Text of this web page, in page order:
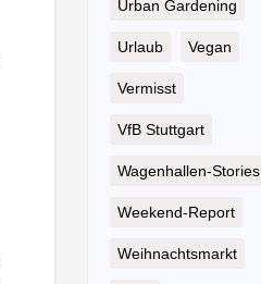
Urban Gardening
Urlaub Vegan
Vermisst
VfB Stuttgart
Wagenhallen-Stories
Weekend-Report
Weihnachtsmarkt